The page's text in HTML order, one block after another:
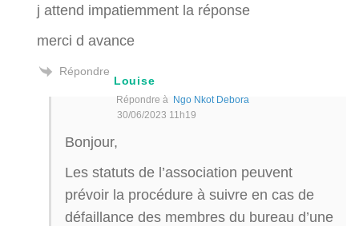
j attend impatiemment la réponse
merci d avance
Répondre
Louise
Répondre à Ngo Nkot Debora
30/06/2023 11h19
Bonjour,
Les statuts de l’association peuvent
prévoir la procédure à suivre en cas de
défaillance des membres du bureau d’une